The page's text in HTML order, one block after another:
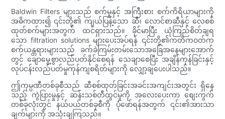
Baldwin Filters များသည် စက်မှုနှင့် အကြီးစား စက်ကိရိယာများကို
အဓိကထား၍ ၎င်းတို့၏ ကျယ်ပြန့်သော ဆီ၊ လောင်စာဆီနှင့် လေစစ်
ထုတ်စက်များအတွက် ထင်ရှားသည်။ ခိုင်မာပြီး ယုံကြည်စိတ်ချရ
သော filtration solutions များပေးအပ်ရန် ၎င်းတို့၏ကတိကဝတ်က
စက်ယန္တရားများသည် ခက်ခဲကြမ်းတမ်းသောအခြေအနေများအောက်
တွင် ချောမွေ့စွာလည်ပတ်နိုင်စေရန် သေချာစေပြီး အချိန်ကုန်ခြင်းနှင့်
လုပ်ငန်းလည်ပတ်မှုကုန်ကျစရိတ်များကို လျှော့ချပေးပါသည်။
ဤကုမ္ပဏီတစ်ခုစီသည် ဆီစစ်ထုတ်ခြင်းအခင်းအကျင်းအတွင်း ရှိနေ
သည့် ကွဲပြားမှုနှင့် ဆန်းသစ်တီထွင်မှုကို အလေးပေးကာ စျေးကွက်
တစ်ခုလုံးတွင် နယ်ပယ်တစ်ခုစီကို ပုံဖော်ရန်အတွက် ၎င်း၏အားသာ
ချက်များကို အသုံးချကြသည်။